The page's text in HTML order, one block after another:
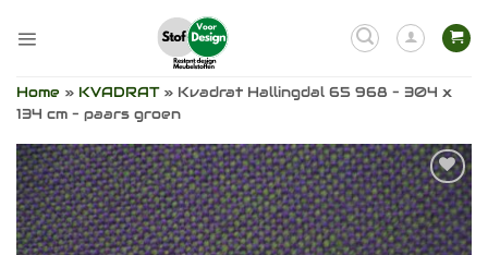
naar
Home » KVADRAT» Kvadrat Hallingdal 65 968 – 304 x
134 cm – paars groen
Toevoegen
aan
verlanglijst